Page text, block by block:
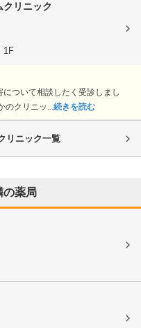
リニック
1F
ついて相談したく受診しまし
のクリニッ...続きを読む
リニック一覧
の薬局